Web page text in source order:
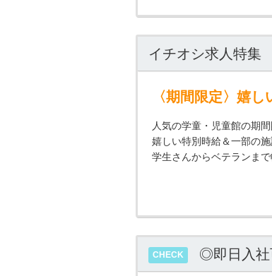
イチオシ求人特集
〈期間限定〉嬉
人気の学童・児童館の期
嬉しい特別時給＆一部の
学生さんからベテランまで
CHECK ◎即日入